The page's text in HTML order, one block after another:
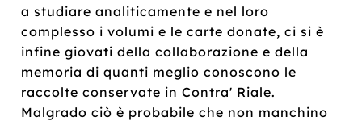
a studiare analiticamente e nel loro
complesso i volumi e le carte donate, ci si è
infine giovati della collaborazione e della
memoria di quanti meglio conoscono le
raccolte conservate in Contra' Riale.
Malgrado ciò è probabile che non manchino